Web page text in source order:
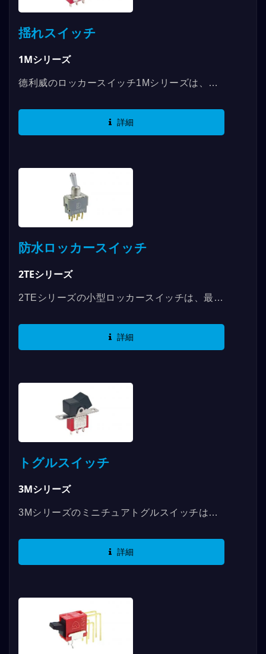
揺れスイッチ
1Mシリーズ
德利威のロッカースイッチ1Mシリーズは、
り、最大5AのRATINGを使用することができ
ます。UL認証を取得し、RoHS規格に準拠し
方向または横方向の操作方法を選択することも
でき、ユーザーの習慣に合わせて使用すること
ができます。さらに、さまざまな端子タイプと
長さがあり、より完璧な固定方法を提供しま
リーやつまみのスタイルを持っており、德利威
のロッカースイッチを使用する際に、より多様
詳細
防水ロッカースイッチ
2TEシリーズ
2TEシリーズの小型ロッカースイッチは、最大
機能のオプションがあり、防水等級はIP65で
す。3種類の異なる端子オプションが選べま
詳細
トグルスイッチ
3Mシリーズ
3Mシリーズのミニチュアトグルスイッチは、
す。 最高のRATINGは、このシリーズのスイ
ッチで使用できます。SPDT、DPDT、
詳細